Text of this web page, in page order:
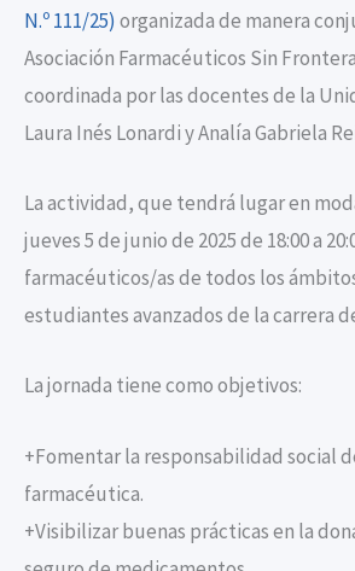
N.º 111/25) organizada de manera
Asociación Farmacéuticos Sin
coordinada por las docentes de la
Laura Inés Lonardi y Analía Gabriela
La actividad, que tendrá lugar en
jueves 5 de junio de 2025 de 18:00 a
farmacéuticos/as de todos los
estudiantes avanzados de la carrera
La jornada tiene como objetivos:
+Fomentar la responsabilidad social
farmacéutica.
+Visibilizar buenas prácticas en la